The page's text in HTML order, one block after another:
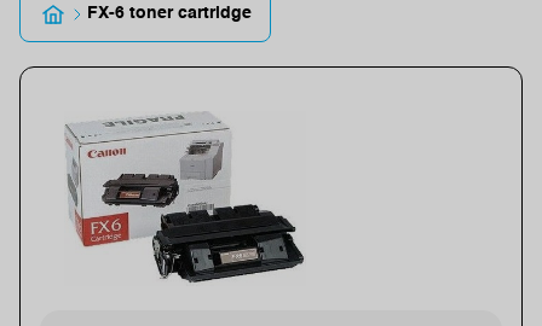
FX-6 toner cartridge